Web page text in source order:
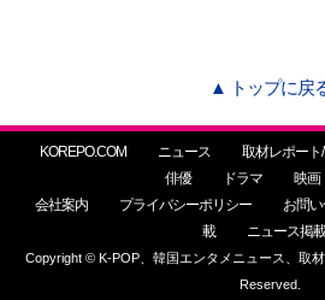
▲ トップに戻
KOREPO.COM ニュース 取材レポート
俳優
ドラマ 映画
会社案内
プライバシーポリシー お問
載
ニュース掲載
Copyright © K-POP、韓国エンタメニュース、取材
Reserved.